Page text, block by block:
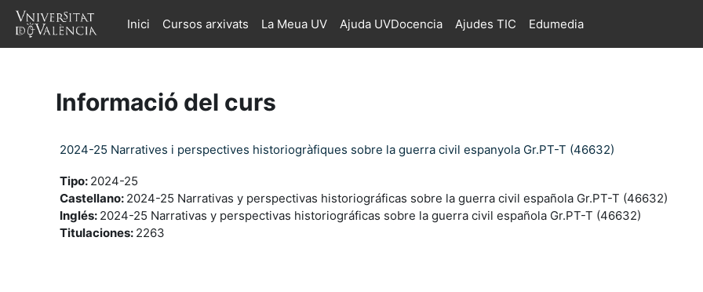
Ves al contingut principal
Inici
Cursos arxivats La Meua UV Ajuda UVDocencia Ajudes TIC Edumedia
Informació del curs
2024-25 Narratives i perspectives historiogràfiques sobre la guerra civil espanyola Gr.PT-T (46632)
Tipo: 2024-25
Castellano: 2024-25 Narrativas y perspectivas historiográficas sobre la guerra civil española Gr.PT-T (46632)
Inglés: 2024-25 Narrativas y perspectivas historiográficas sobre la guerra civil española Gr.PT-T (46632)
Titulaciones: 2263